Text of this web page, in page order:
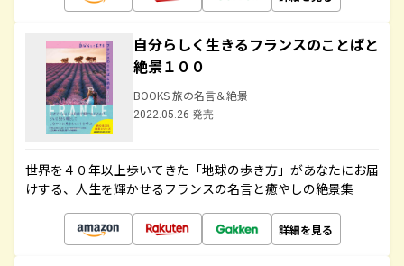
自分らしく生きるフランスのことばと
絶景１００
BOOKS 旅の名言＆絶景
2022.05.26 発売
世界を４０年以上歩いてきた「地球の歩き方」があなたにお届
けする、人生を輝かせるフランスの名言と癒やしの絶景集
詳細を見る